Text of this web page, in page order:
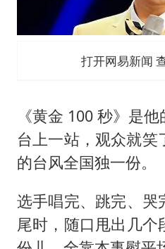
打开网易新闻
《黄金 100 秒》是
台上一站，观众就笑
的台风全国独一份。
选手唱完、跳完、哭
尾时，随口甩出几